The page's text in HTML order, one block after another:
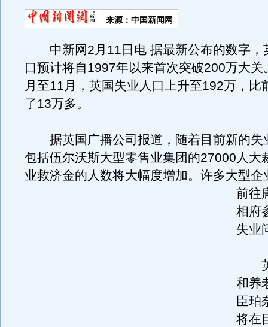
来源：中国新闻网
中新网2月11日电 据最新公布的数字，
口预计将自1997年以来首次突破200万大
月至11月，英国失业人口上升至192万，比
了13万多。
据英国广播公司报道，随着目前新的失
包括伍尔沃斯大型零售业集团的27000人大
业救济金的人数将大幅度增加。 许多大型企
前往
相府
失业
英
和养
臣珀
将在